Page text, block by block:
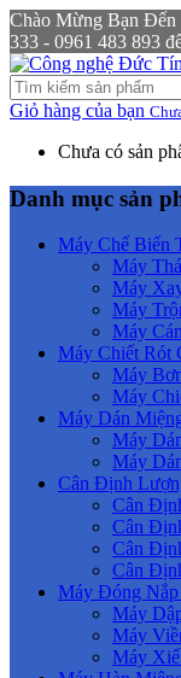
Chào Mừng Bạn
333 - 0961 483 893
Giỏ hàng của bạn
Chưa có sản
Danh mục sản
Máy Chế Biến
Máy
Máy
Máy
Máy
Máy Chiết Rót
Máy
Máy
Máy Dán
Máy
Máy
Cân Định
Cân
Cân
Cân
Cân
Máy Đóng
Máy
Máy
Máy